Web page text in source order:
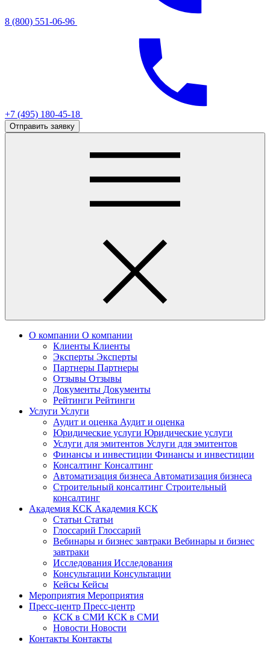
8 (800) 551-06-96
+7 (495) 180-45-18
Отправить заявку
О компании О компании
Клиенты Клиенты
Эксперты Эксперты
Партнеры Партнеры
Отзывы Отзывы
Документы Документы
Рейтинги Рейтинги
Услуги Услуги
Аудит и оценка Аудит и оценка
Юридические услуги Юридические услуги
Услуги для эмитентов Услуги для эмитентов
Финансы и инвестиции Финансы и инвестиции
Консалтинг Консалтинг
Автоматизация бизнеса Автоматизация бизнеса
Строительный консалтинг Строительный
консалтинг
Академия КСК Академия КСК
Статьи Статьи
Глоссарий Глоссарий
Вебинары и бизнес завтраки Вебинары и бизнес
завтраки
Исследования Исследования
Консультации Консультации
Кейсы Кейсы
Мероприятия Мероприятия
Пресс-центр Пресс-центр
КСК в СМИ КСК в СМИ
Новости Новости
Контакты Контакты